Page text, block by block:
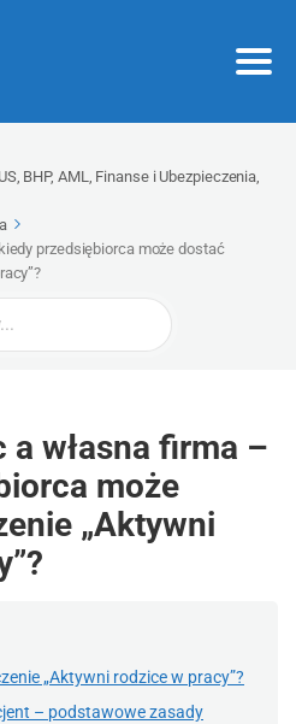
BHP, AML, Finanse i Ubezpieczenia,
przedsiębiorca może dostać
własna firma –
może
„Aktywni
„Aktywni rodzice w pracy”?
– podstawowe zasady